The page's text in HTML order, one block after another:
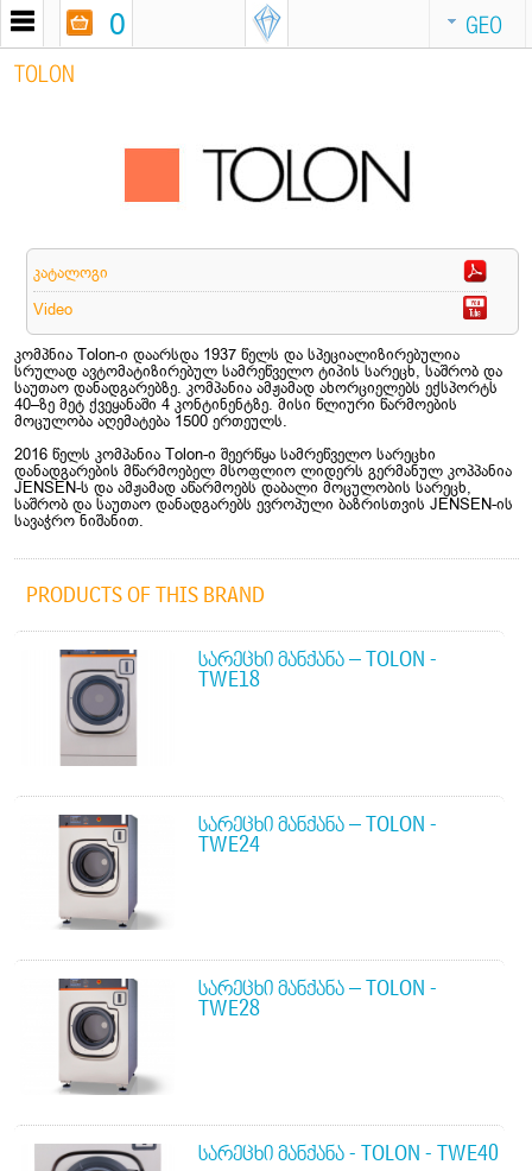
GEO
0
TOLON
კატალოგი
Video
კომპნია Tolon-ი დაარსდა 1937 წელს და სპეციალიზირებულია
სრულად ავტომატიზირებულ სამრეწველო ტიპის სარეცხ, საშრობ და
საუთაო დანადგარებზე. კომპანია ამჟამად ახორციელებს ექსპორტს
40–ზე მეტ ქვეყანაში 4 კონტინენტზე. მისი წლიური წარმოების
მოცულობა აღემატება 1500 ერთეულს.
2016 წელს კომპანია Tolon-ი შეერწყა სამრეწველო სარეცხი
დანადგარების მწარმოებელ მსოფლიო ლიდერს გერმანულ კოპპანია
JENSEN-ს და ამჟამად აწარმოებს დაბალი მოცულობის სარეცხ,
საშრობ და საუთაო დანადგარებს ევროპული ბაზრისთვის JENSEN-ის
სავაჭრო ნიშანით.
PRODUCTS OF THIS BRAND
ᲡᲐᲠᲔᲪᲮᲘ ᲛᲐᲜᲥᲐᲜᲐ – TOLON -
TWE18
ᲡᲐᲠᲔᲪᲮᲘ ᲛᲐᲜᲥᲐᲜᲐ – TOLON -
TWE24
ᲡᲐᲠᲔᲪᲮᲘ ᲛᲐᲜᲥᲐᲜᲐ – TOLON -
TWE28
ᲡᲐᲠᲔᲪᲮᲘ ᲛᲐᲜᲥᲐᲜᲐ - TOLON - TWE40